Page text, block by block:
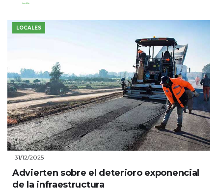
Leer Más
LOCALES
31/12/2025
Advierten sobre el deterioro exponencial
de la infraestructura